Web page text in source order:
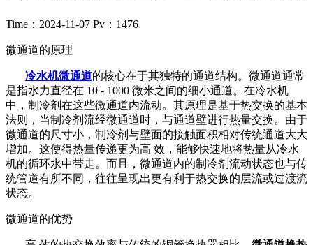
Time：2024-11-07 Pv：1476
微通道的原理
冷水机微通道的核心在于其独特的通道结构。微通道通常
是指水力直径在 10 - 1000 微米之间的细小通道。在冷水机
中，制冷剂在这些微通道内流动。其原理是基于热交换的基本
法则，当制冷剂流经微通道时，与通道壁进行热量交换。由于
微通道的尺寸小，制冷剂与壁面的接触面积相对传统通道大大
增加。这使得热量传递更为高 效，能够快速地将热量从冷水
机的循环水中带走。而且，微通道内的制冷剂流动状态也与传
统管道有所不同，往往呈现出更有利于热交换的层流或过渡流
状态。
微通道的优势